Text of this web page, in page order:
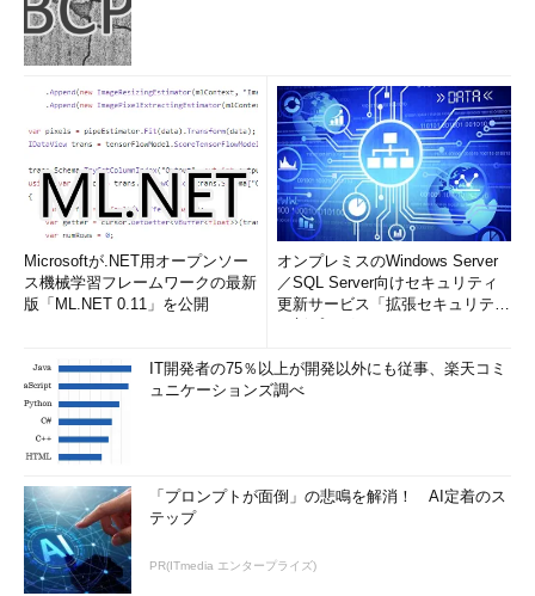
Microsoftが.NET用オープンソー
ス機械学習フレームワークの最新
版「ML.NET 0.11」を公開
オンプレミスのWindows Server
／SQL Server向けセキュリティ
更新サービス「拡張セキュリティ
IT開発者の75％以上が開発以外にも従事、楽天コミ
ュニケーションズ調べ
「プロンプトが面倒」の悲鳴を解消！ AI定着のス
テップ
PR(ITmedia エンタープライズ)